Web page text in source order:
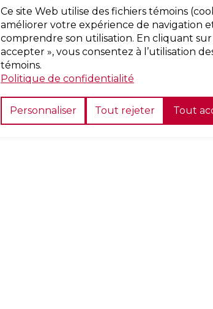
Ce site Web utilise des fichiers témoins
améliorer votre expérience de navigation
comprendre son utilisation. En cliquant sur
accepter », vous consentez à l’utilisation
témoins.
Politique de confidentialité
Personnaliser Tout rejeter Tout